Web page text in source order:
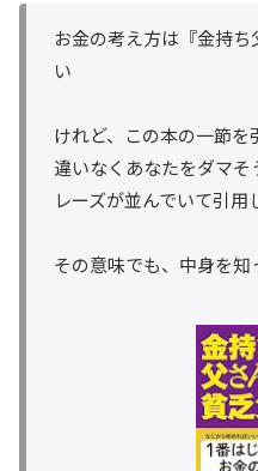
お金の考え方は『金持
い
けれど、この本の一節
違いなくあなたをダマ
レーズが並んでいて引用
その意味でも、中身を知